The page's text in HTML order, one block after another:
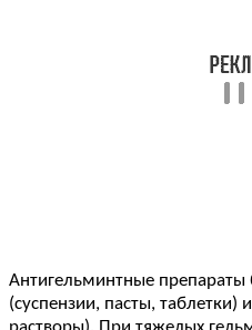
Антигельминтные
(суспензии, пасты,